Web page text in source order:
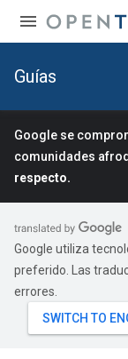
Guías
Google se
comunidades
respecto.
Google utiliza
preferido. Las
errores.